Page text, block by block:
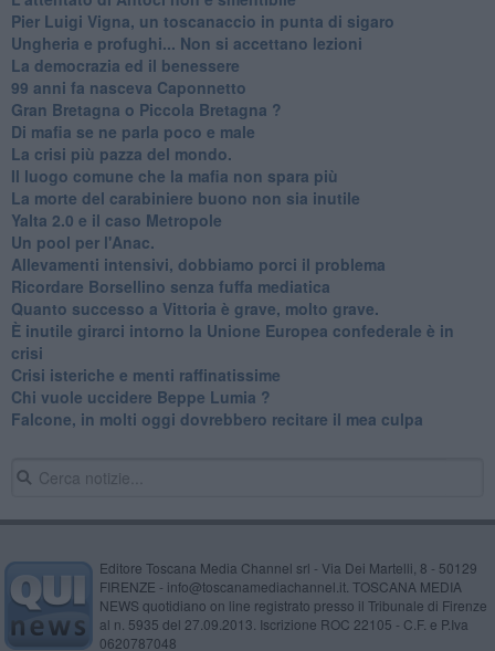
Pier Luigi Vigna, un toscanaccio in punta di sigaro
Ungheria e profughi... Non si accettano lezioni
La democrazia ed il benessere
99 anni fa nasceva Caponnetto
Gran Bretagna o Piccola Bretagna ?
Di mafia se ne parla poco e male
La crisi più pazza del mondo.
Il luogo comune che la mafia non spara più
La morte del carabiniere buono non sia inutile
Yalta 2.0 e il caso Metropole
​Un pool per l'Anac.
Allevamenti intensivi, dobbiamo porci il problema
Ricordare Borsellino senza fuffa mediatica
​Quanto successo a Vittoria è grave, molto grave.
​È inutile girarci intorno la Unione Europea confederale è in
crisi
Crisi isteriche e menti raffinatissime
Chi vuole uccidere Beppe Lumia ?
Falcone, in molti oggi dovrebbero recitare il mea culpa
Editore Toscana Media Channel srl - Via Dei Martelli, 8 - 50129
FIRENZE - info@toscanamediachannel.it. TOSCANA MEDIA
NEWS quotidiano on line registrato presso il Tribunale di Firenze
al n. 5935 del 27.09.2013. Iscrizione ROC 22105 - C.F. e P.Iva
0620787048